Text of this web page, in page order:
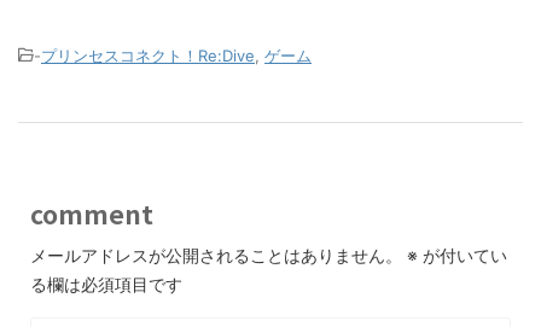
-プリンセスコネクト！Re:Dive ゲーム
comment
メールアドレスが公開されることはありません。 ※ が付いてい
る欄は必須項目です